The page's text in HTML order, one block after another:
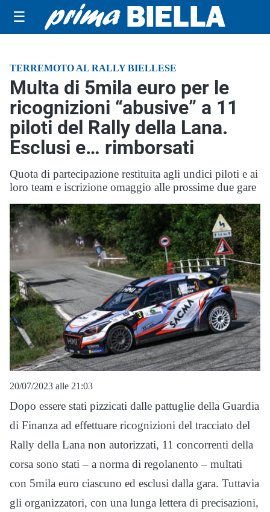
☰
TERREMOTO AL RALLY BIELLESE
Multa di 5mila euro per le
ricognizioni “abusive” a 11
piloti del Rally della Lana.
Esclusi e… rimborsati
Quota di partecipazione restituita agli undici piloti e ai
loro team e iscrizione omaggio alle prossime due gare
20/07/2023 alle 21:03
Dopo essere stati pizzicati dalle pattuglie della Guardia
di Finanza ad effettuare ricognizioni del tracciato del
Rally della Lana non autorizzati, 11 concorrenti della
corsa sono stati – a norma di regolanento – multati
con 5mila euro ciascuno ed esclusi dalla gara. Tuttavia
gli organizzatori, con una lunga lettera di precisazioni,